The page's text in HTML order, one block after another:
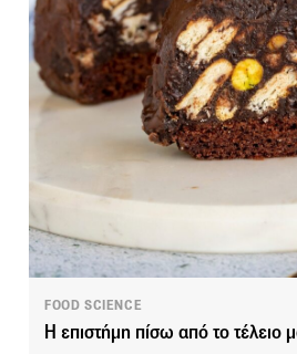
FOOD SCIENCE
Η επιστήμη πίσω από το τέλειο